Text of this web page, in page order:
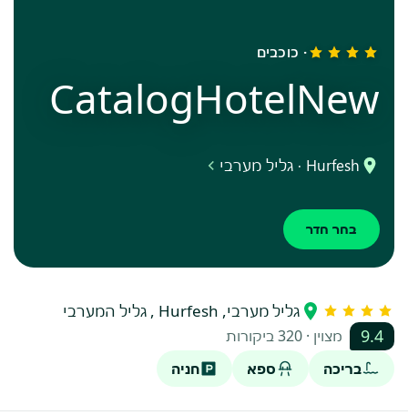
· כוכבים
CatalogHotelNew
Hurfesh · גליל מערבי
בחר חדר
גליל מערבי, Hurfesh , גליל המערבי
9.4 מצוין · 320 ביקורות
בריכה ספא חניה